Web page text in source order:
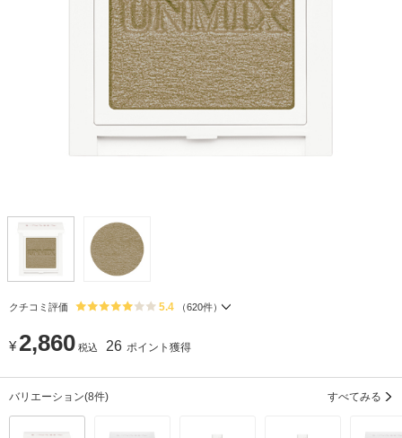
クチコミ評価 5.4 （620件）
¥ 2,860 税込 26 ポイント獲得
バリエーション(8件) すべてみる